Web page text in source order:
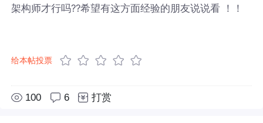
架构师才行吗??希望有这方面经验的朋友说说看 ！！
给本帖投票
100 6 打赏